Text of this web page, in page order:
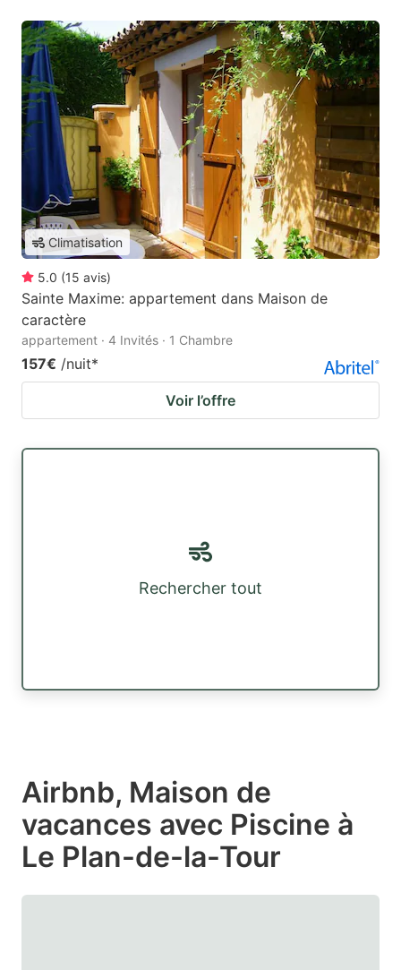
Climatisation
5.0 (15 avis)
Sainte Maxime: appartement dans Maison de
caractère
appartement · 4 Invités · 1 Chambre
157€ /nuit*
Voir l’offre
Rechercher tout
Airbnb, Maison de
vacances avec Piscine à
Le Plan-de-la-Tour